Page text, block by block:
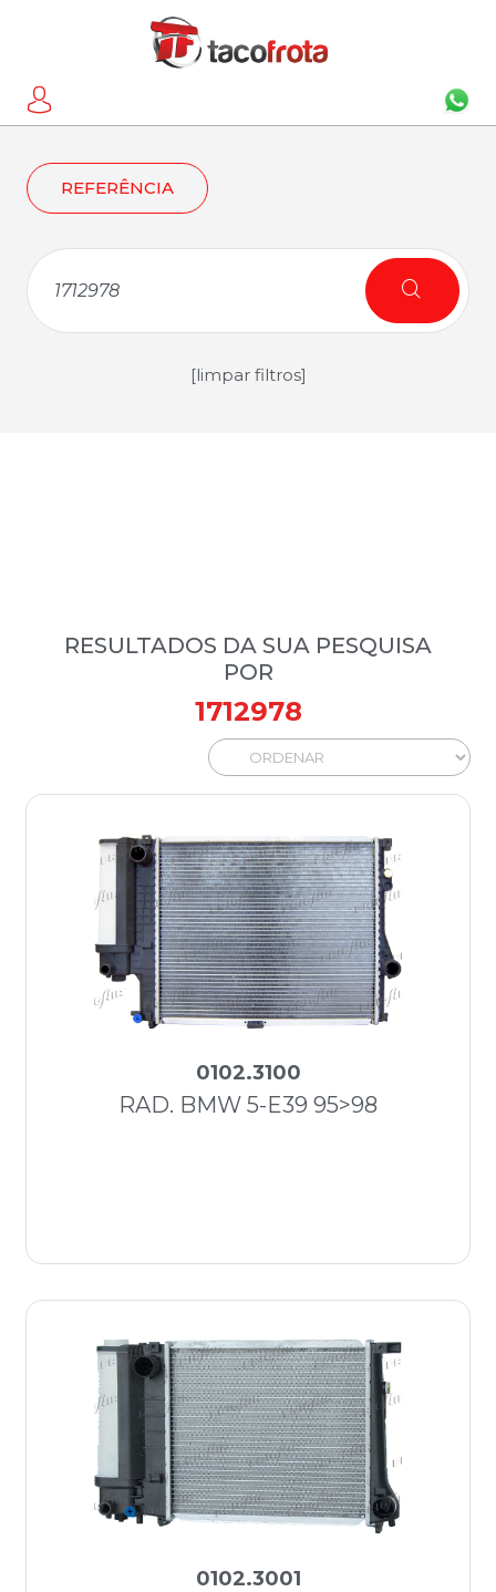
REFERÊNCIA
[limpar filtros]
RESULTADOS DA SUA PESQUISA
POR
1712978
0102.3100
RAD. BMW 5-E39 95>98
0102.3001